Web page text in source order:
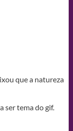
que a natureza
ser tema do gif.